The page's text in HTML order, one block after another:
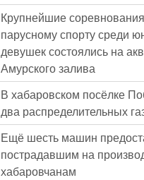
Крупнейшие
парусному спорту среди
девушек состоялись на
Амурского залива
В хабаровском посёлке
два распределительных
Ещё шесть машин
пострадавшим на
хабаровчанам